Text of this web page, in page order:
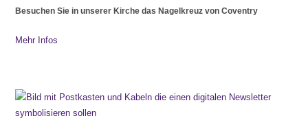
Besuchen Sie in unserer Kirche das Nagelkreuz von Coventry
Mehr Infos